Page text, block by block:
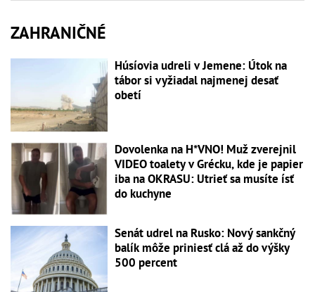
ZAHRANIČNÉ
Húsíovia udreli v Jemene: Útok na
tábor si vyžiadal najmenej desať
obetí
Dovolenka na H*VNO! Muž zverejnil
VIDEO toalety v Grécku, kde je papier
iba na OKRASU: Utrieť sa musíte ísť
do kuchyne
Senát udrel na Rusko: Nový sankčný
balík môže priniesť clá až do výšky
500 percent